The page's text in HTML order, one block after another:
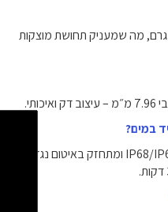
ה-Redmi Note 15 Pro 5G שוקל ‎210‎ גרם, מה שמעניק תחושת מוצקות
כן, המכשיר בעל תקן עמידות IP68/IP69/IP69K ומתחזק באיטום נגד מים